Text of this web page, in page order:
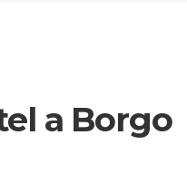
a Borgo